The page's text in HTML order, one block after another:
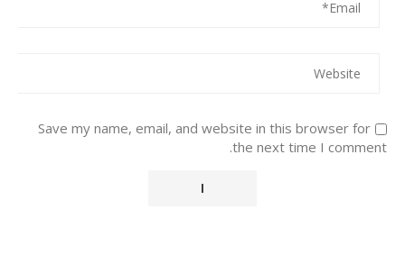
Save my name, email, and website in this browser for
the next time I comment.